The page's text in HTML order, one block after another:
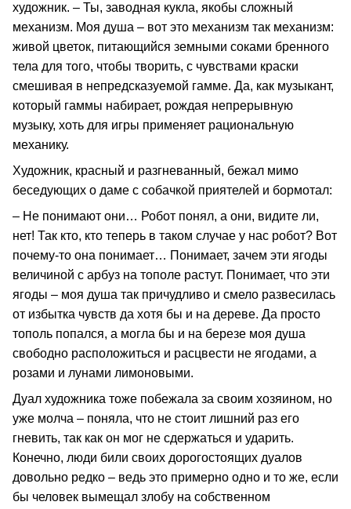
художник. – Ты, заводная кукла, якобы сложный
механизм. Моя душа – вот это механизм так механизм:
живой цветок, питающийся земными соками бренного
тела для того, чтобы творить, с чувствами краски
смешивая в непредсказуемой гамме. Да, как музыкант,
который гаммы набирает, рождая непрерывную
музыку, хоть для игры применяет рациональную
механику.
Художник, красный и разгневанный, бежал мимо
беседующих о даме с собачкой приятелей и бормотал:
– Не понимают они… Робот понял, а они, видите ли,
нет! Так кто, кто теперь в таком случае у нас робот? Вот
почему-то она понимает… Понимает, зачем эти ягоды
величиной с арбуз на тополе растут. Понимает, что эти
ягоды – моя душа так причудливо и смело развесилась
от избытка чувств да хотя бы и на дереве. Да просто
тополь попался, а могла бы и на березе моя душа
свободно расположиться и расцвести не ягодами, а
розами и лунами лимоновыми.
Дуал художника тоже побежала за своим хозяином, но
уже молча – поняла, что не стоит лишний раз его
гневить, так как он мог не сдержаться и ударить.
Конечно, люди били своих дорогостоящих дуалов
довольно редко – ведь это примерно одно и то же, если
бы человек вымещал злобу на собственном